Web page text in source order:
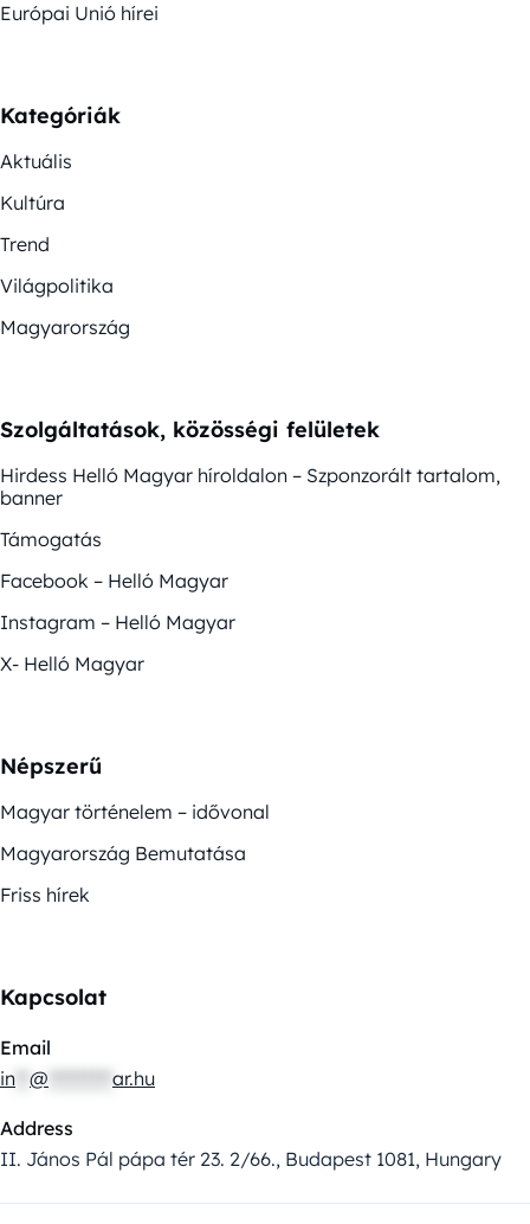
Európai Unió hírei
Kategóriák
Aktuális
Kultúra
Trend
Világpolitika
Magyarország
Szolgáltatások, közösségi felületek
Hirdess Helló Magyar híroldalon – Szponzorált tartalom,
banner
Támogatás
Facebook – Helló Magyar
Instagram – Helló Magyar
X- Helló Magyar
Népszerű
Magyar történelem – idővonal
Magyarország Bemutatása
Friss hírek
Kapcsolat
Email
in @ ar.hu
Address
II. János Pál pápa tér 23. 2/66., Budapest 1081, Hungary